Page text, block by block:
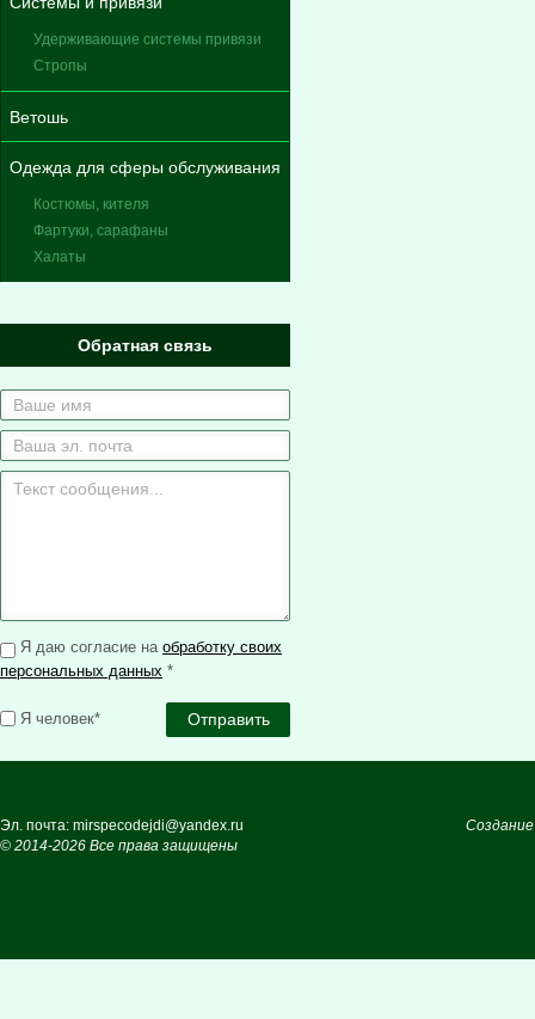
Удерживающие системы привязи
Стропы
Ветошь
Одежда для сферы обслуживания
Костюмы, кителя
Фартуки, сарафаны
Халаты
Обратная связь
Я даю согласие на обработку своих
персональных данных *
Я человек*
Эл. почта: mirspecodejdi@yandex.ru
© 2014-2026 Все права защищены